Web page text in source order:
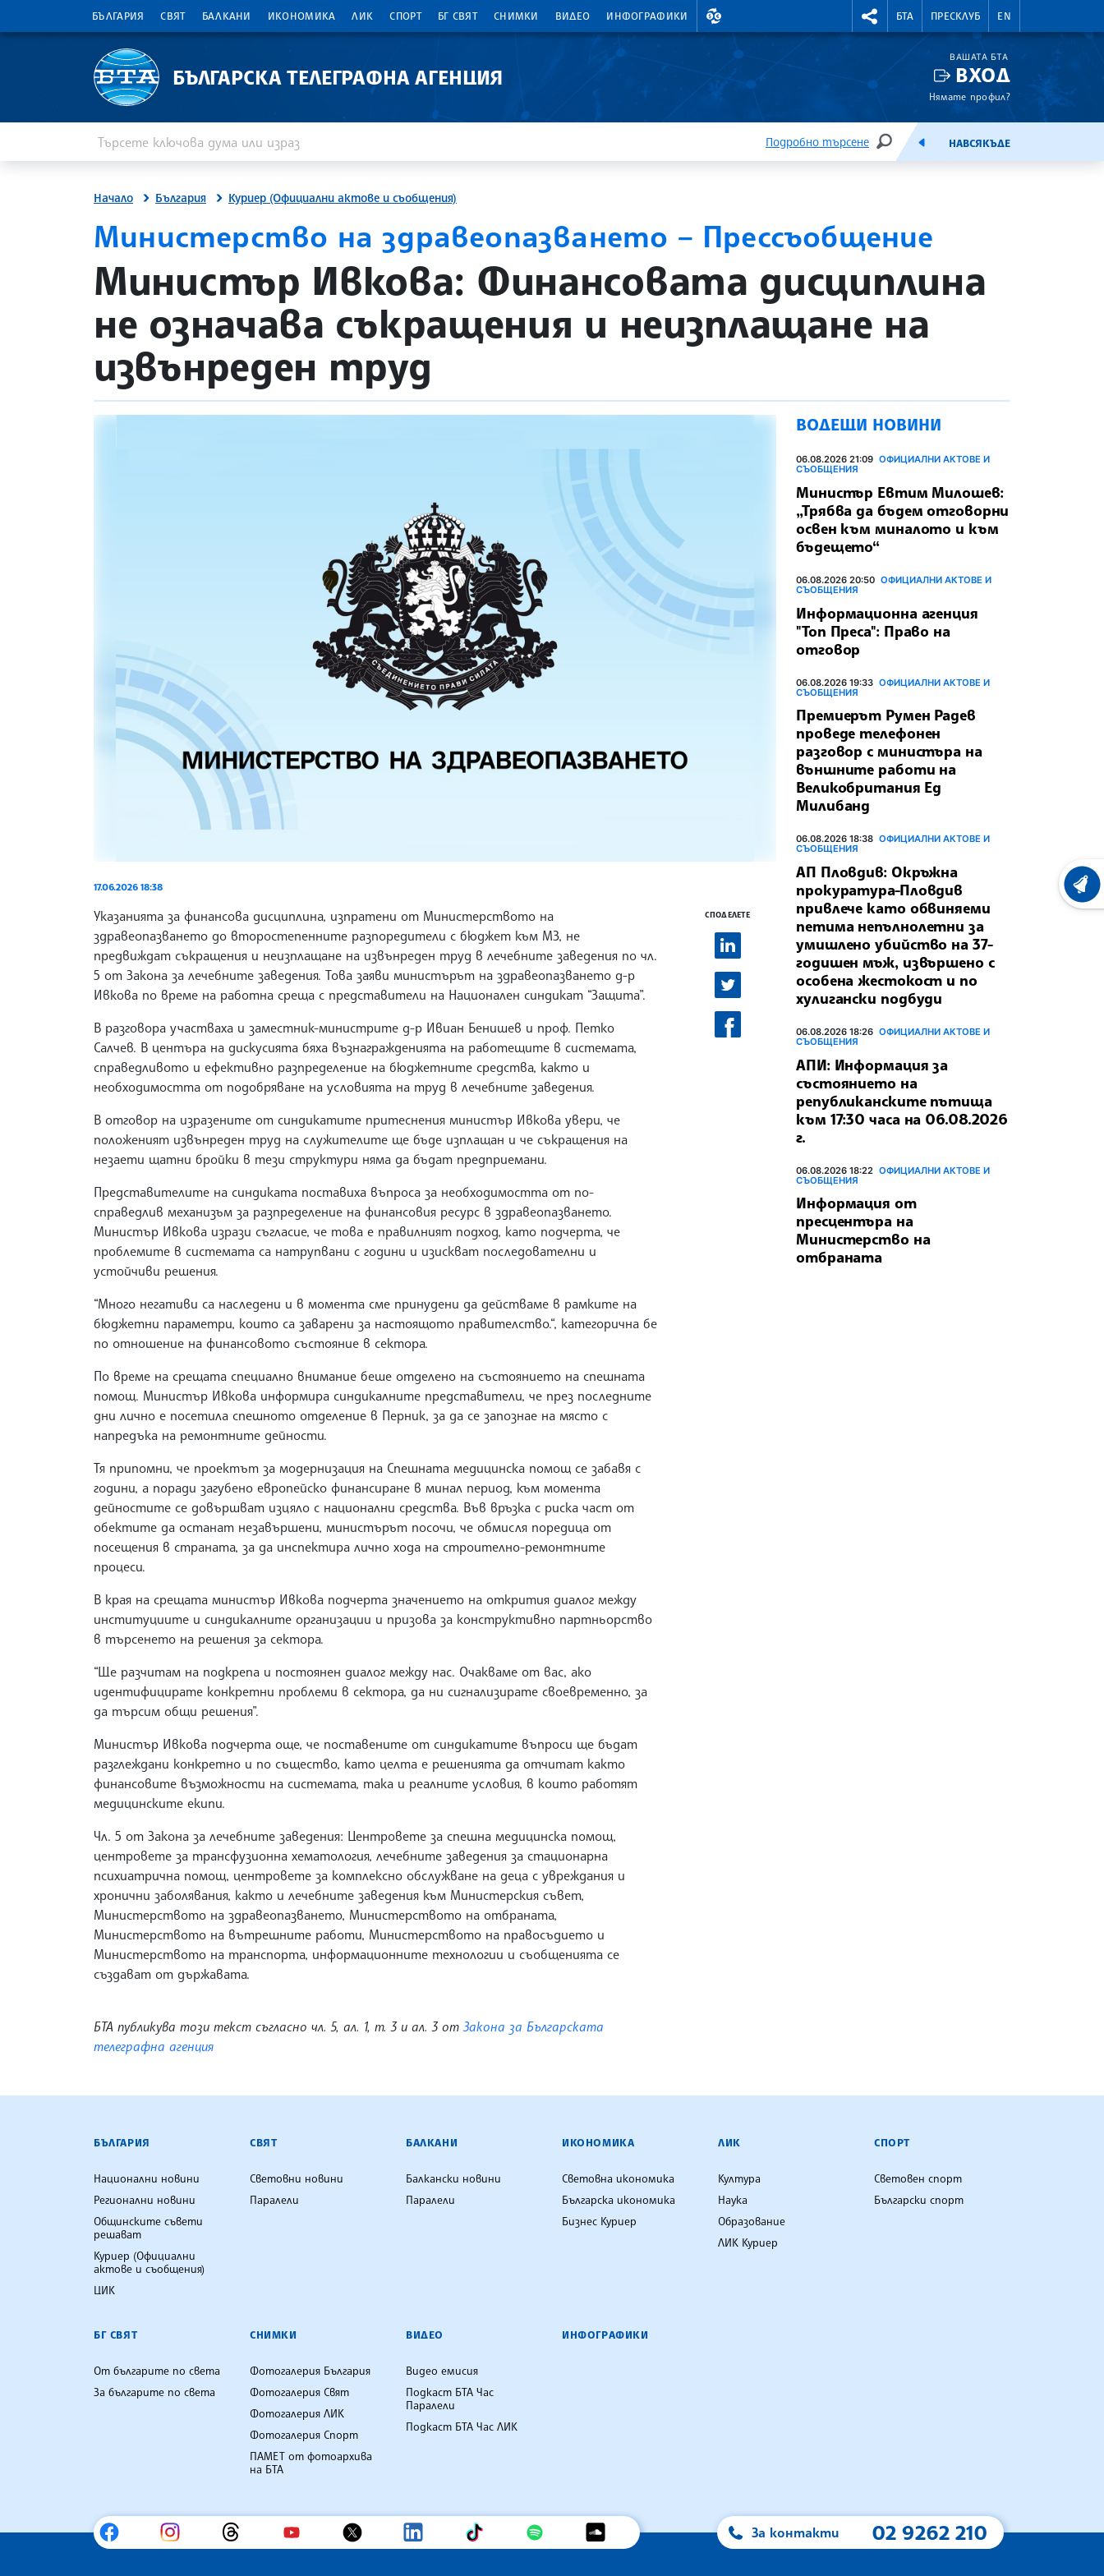
БЪЛГАРИЯ СВЯТ БАЛКАНИ ИКОНОМИКА ЛИК СПОРТ БГ СВЯТ СНИМКИ ВИДЕО ИНФОГРАФИКИ
ВАЛУТНИ КУРСОВЕ RIGHTMENU.SOCIAL
БТА ПРЕСКЛУБ EN
БЪЛГАРСКА ТЕЛЕГРАФНА АГЕНЦИЯ
ВАШАТА БТА
ВХОД
Нямате профил?
Подробно търсене
ТЪРСЕНЕЕМИСИЯНАВСЯКЪДЕ
Начало България Куриер (Официални актове и съобщения)
Министерство на здравеопазването – Прессъобщение
site.bta
Министър Ивкова: Финансовата дисциплина
не означава съкращения и неизплащане на
извънреден труд
17.06.2026 18:38
Указанията за финансова дисциплина, изпратени от Министерството на
здравеопазването до второстепенните разпоредители с бюджет към МЗ, не
предвиждат съкращения и неизплащане на извънреден труд в лечебните заведения по чл.
5 от Закона за лечебните заведения. Това заяви министърът на здравеопазването д-р
Ивкова по време на работна среща с представители на Национален синдикат “Защита”.
В разговора участваха и заместник-министрите д-р Ивиан Бенишев и проф. Петко
Салчев. В центъра на дискусията бяха възнагражденията на работещите в системата,
справедливото и ефективно разпределение на бюджетните средства, както и
необходимостта от подобряване на условията на труд в лечебните заведения.
В отговор на изразените от синдикатите притеснения министър Ивкова увери, че
положеният извънреден труд на служителите ще бъде изплащан и че съкращения на
незаети щатни бройки в тези структури няма да бъдат предприемани.
Представителите на синдиката поставиха въпроса за необходимостта от по-
справедлив механизъм за разпределение на финансовия ресурс в здравеопазването.
Министър Ивкова изрази съгласие, че това е правилният подход, като подчерта, че
проблемите в системата са натрупвани с години и изискват последователни и
устойчиви решения.
“Много негативи са наследени и в момента сме принудени да действаме в рамките на
бюджетни параметри, които са заварени за настоящото правителство.“, категорична бе
по отношение на финансовото състояние в сектора.
По време на срещата специално внимание беше отделено на състоянието на спешната
помощ. Министър Ивкова информира синдикалните представители, че през последните
дни лично е посетила спешното отделение в Перник, за да се запознае на място с
напредъка на ремонтните дейности.
Тя припомни, че проектът за модернизация на Спешната медицинска помощ се забавя с
години, а поради загубено европейско финансиране в минал период, към момента
дейностите се довършват изцяло с национални средства. Във връзка с риска част от
обектите да останат незавършени, министърът посочи, че обмисля поредица от
посещения в страната, за да инспектира лично хода на строително-ремонтните
процеси.
В края на срещата министър Ивкова подчерта значението на открития диалог между
институциите и синдикалните организации и призова за конструктивно партньорство
в търсенето на решения за сектора.
“Ще разчитам на подкрепа и постоянен диалог между нас. Очакваме от вас, ако
идентифицирате конкретни проблеми в сектора, да ни сигнализирате своевременно, за
да търсим общи решения”.
Министър Ивкова подчерта още, че поставените от синдикатите въпроси ще бъдат
разглеждани конкретно и по същество, като целта е решенията да отчитат както
финансовите възможности на системата, така и реалните условия, в които работят
медицинските екипи.
Чл. 5 от Закона за лечебните заведения: Центровете за спешна медицинска помощ,
центровете за трансфузионна хематология, лечебните заведения за стационарна
психиатрична помощ, центровете за комплексно обслужване на деца с увреждания и
хронични заболявания, както и лечебните заведения към Министерския съвет,
Министерството на здравеопазването, Министерството на отбраната,
Министерството на вътрешните работи, Министерството на правосъдието и
Министерството на транспорта, информационните технологии и съобщенията се
създават от държавата.
БТА публикува този текст съгласно чл. 5, ал. 1, т. 3 и ал. 3 отЗакона за Българската
телеграфна агенция
СПОДЕЛЕТЕ
ВОДЕЩИ НОВИНИ
06.08.2026 21:09 ОФИЦИАЛНИ АКТОВЕ И
СЪОБЩЕНИЯ
Министър Евтим Милошев:
„Трябва да бъдем отговорни
освен към миналото и към
бъдещето“
06.08.2026 20:50 ОФИЦИАЛНИ АКТОВЕ И
СЪОБЩЕНИЯ
Информационна агенция
"Топ Преса": Право на
отговор
06.08.2026 19:33 ОФИЦИАЛНИ АКТОВЕ И
СЪОБЩЕНИЯ
Премиерът Румен Радев
проведе телефонен
разговор с министъра на
външните работи на
Великобритания Ед
Милибанд
06.08.2026 18:38 ОФИЦИАЛНИ АКТОВЕ И
СЪОБЩЕНИЯ
АП Пловдив: Окръжна
прокуратура-Пловдив
привлече като обвиняеми
петима непълнолетни за
умишлено убийство на 37-
годишен мъж, извършено с
особена жестокост и по
хулигански подбуди
06.08.2026 18:26 ОФИЦИАЛНИ АКТОВЕ И
СЪОБЩЕНИЯ
АПИ: Информация за
състоянието на
републиканските пътища
към 17:30 часа на 06.08.2026
г.
06.08.2026 18:22 ОФИЦИАЛНИ АКТОВЕ И
СЪОБЩЕНИЯ
Информация от
пресцентъра на
Министерство на
отбраната
БЪЛГАРСКА ТЕЛЕГРАФНА АГЕНЦИЯ
БЪЛГАРИЯ
Национални новини
Регионални новини
Общинските съвети
решават
Куриер (Официални
актове и съобщения)
ЦИК
СВЯТ
Световни новини
Паралели
БАЛКАНИ
Балкански новини
Паралели
ИКОНОМИКА
Световна икономика
Българска икономика
Бизнес Куриер
ЛИК
Култура
Наука
Образование
ЛИК Куриер
СПОРТ
Световен спорт
Български спорт
БГ СВЯТ
От българите по света
За българите по света
СНИМКИ
Фотогалерия България
Фотогалерия Свят
Фотогалерия ЛИК
Фотогалерия Спорт
ПАМЕТ от фотоархива
на БТА
ВИДЕО
Видео емисия
Подкаст БТА Час
Паралели
Подкаст БТА Час ЛИК
ИНФОГРАФИКИ
За контакти 02 9262 210